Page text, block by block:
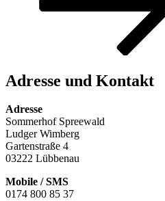
Adresse und Kontakt
Adresse
Sommerhof Spreewald
Ludger Wimberg
Gartenstraße 4
03222 Lübbenau
Mobile / SMS
0174 800 85 37